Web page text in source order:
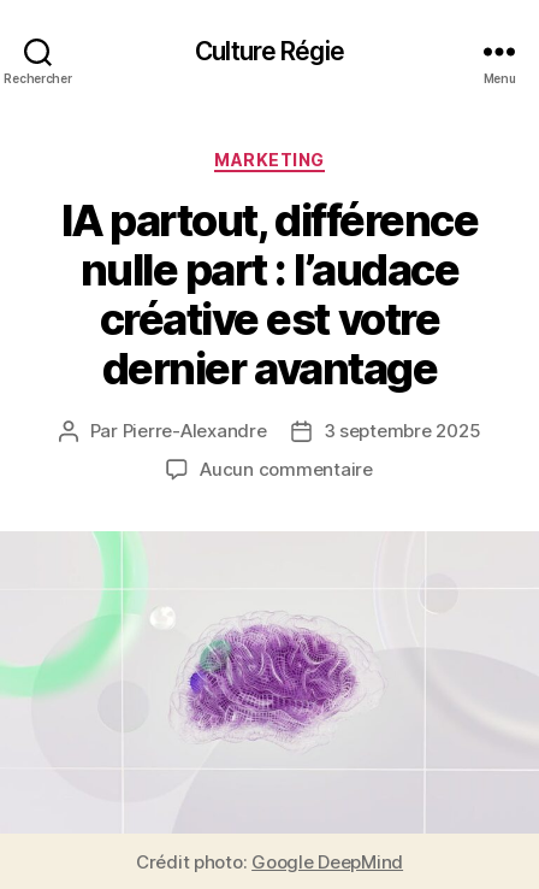
Rechercher
Culture Régie
Menu
Catégories
MARKETING
IA partout, différence
nulle part : l’audace
créative est votre
dernier avantage
Auteur
Par Pierre-Alexandre
Date3 septembre 2025
Aucun commentairesur
l’audace
Crédit photo: Google DeepMind